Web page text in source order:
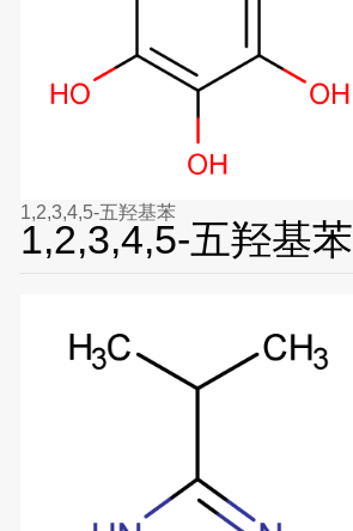
1,2,3,4,5-五羟基苯
1,2,3,4,5-五羟基苯